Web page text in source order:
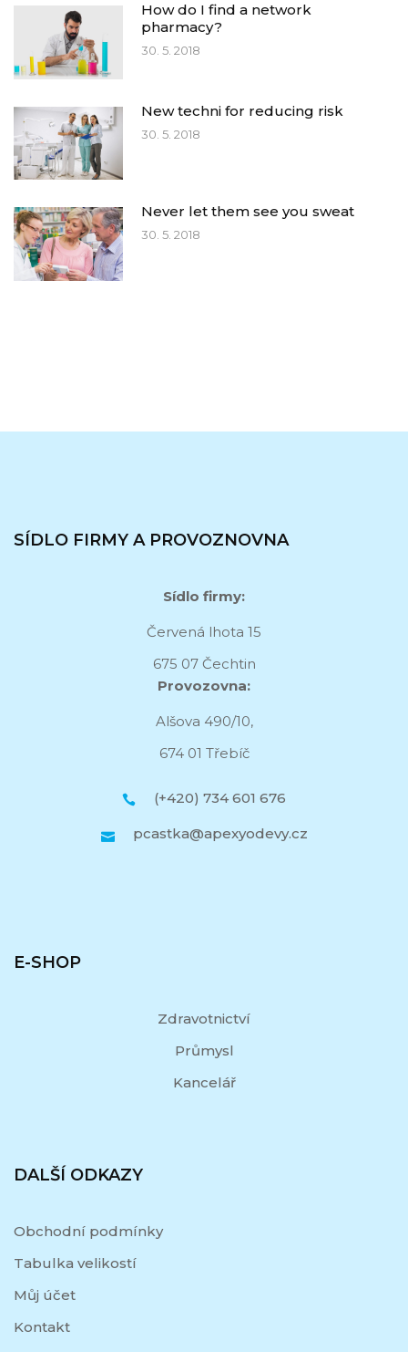
How do I find a network
pharmacy?
30. 5. 2018
New techni for reducing risk
30. 5. 2018
Never let them see you sweat
30. 5. 2018
SÍDLO FIRMY A PROVOZNOVNA
Sídlo firmy:
Červená lhota 15
675 07 Čechtin
Provozovna:
Alšova 490/10,
674 01 Třebíč
(+420) 734 601 676
pcastka@apexyodevy.cz
E-SHOP
Zdravotnictví
Průmysl
Kancelář
DALŠÍ ODKAZY
Obchodní podmínky
Tabulka velikostí
Můj účet
Kontakt